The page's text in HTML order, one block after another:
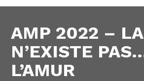
AMP 2022 –
N’EXISTE
L’AMUR